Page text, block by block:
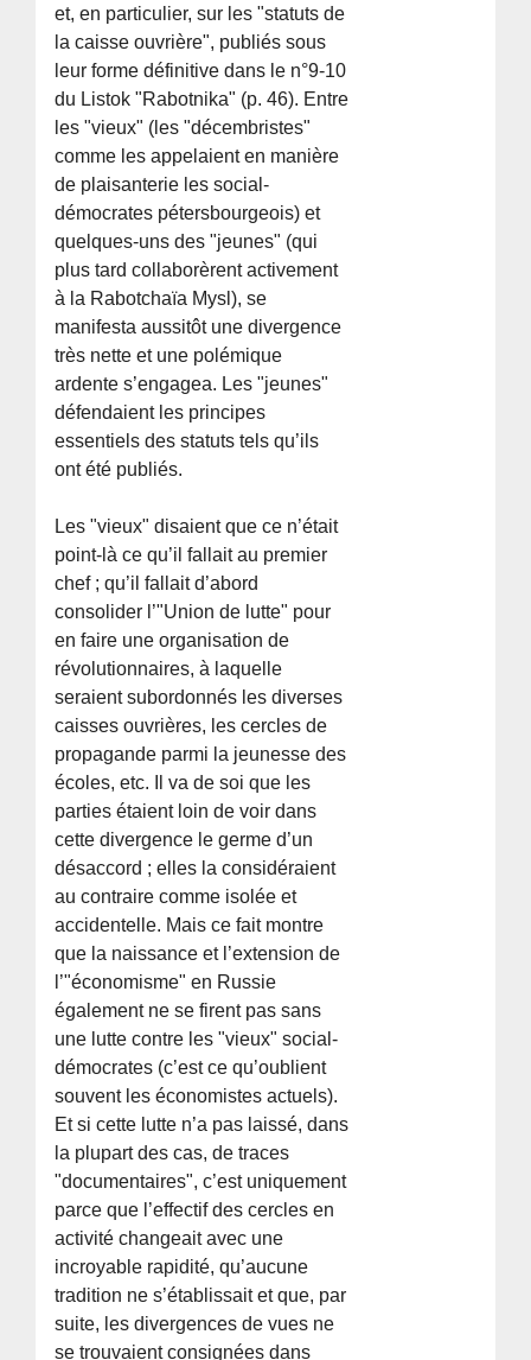
et, en particulier, sur les "statuts de
la caisse ouvrière", publiés sous
leur forme définitive dans le n°9-10
du Listok "Rabotnika" (p. 46). Entre
les "vieux" (les "décembristes"
comme les appelaient en manière
de plaisanterie les social-
démocrates pétersbourgeois) et
quelques-uns des "jeunes" (qui
plus tard collaborèrent activement
à la Rabotchaïa Mysl), se
manifesta aussitôt une divergence
très nette et une polémique
ardente s’engagea. Les "jeunes"
défendaient les principes
essentiels des statuts tels qu’ils
ont été publiés.
Les "vieux" disaient que ce n’était
point-là ce qu’il fallait au premier
chef ; qu’il fallait d’abord
consolider l’"Union de lutte" pour
en faire une organisation de
révolutionnaires, à laquelle
seraient subordonnés les diverses
caisses ouvrières, les cercles de
propagande parmi la jeunesse des
écoles, etc. Il va de soi que les
parties étaient loin de voir dans
cette divergence le germe d’un
désaccord ; elles la considéraient
au contraire comme isolée et
accidentelle. Mais ce fait montre
que la naissance et l’extension de
l’"économisme" en Russie
également ne se firent pas sans
une lutte contre les "vieux" social-
démocrates (c’est ce qu’oublient
souvent les économistes actuels).
Et si cette lutte n’a pas laissé, dans
la plupart des cas, de traces
"documentaires", c’est uniquement
parce que l’effectif des cercles en
activité changeait avec une
incroyable rapidité, qu’aucune
tradition ne s’établissait et que, par
suite, les divergences de vues ne
se trouvaient consignées dans